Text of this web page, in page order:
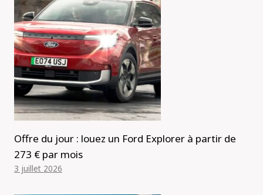
Offre du jour : louez un Ford Explorer à partir de
273 € par mois
3 juillet 2026